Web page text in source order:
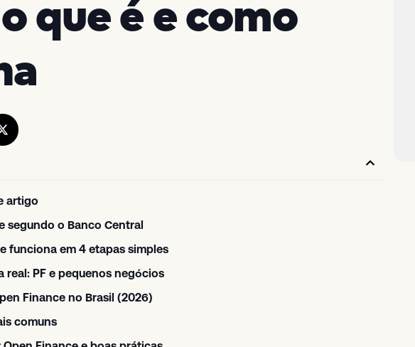
que é e como
artigo
segundo o Banco Central
funciona em 4 etapas simples
real: PF e pequenos negócios
Finance no Brasil (2026)
comuns